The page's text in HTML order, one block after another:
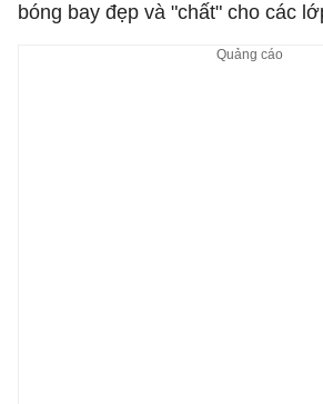
bóng bay đẹp và "chất" cho các